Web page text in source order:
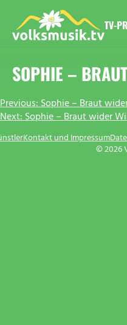
Inhalt
springen
TV-
SOPHIE –
Previous:Sophie – Braut
Next:Sophie – Braut wider
© 2026
Kontakt und Impressum